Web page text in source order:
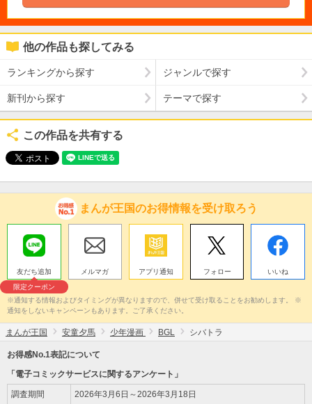
他の作品も探してみる
ランキングから探す ジャンルで探す
新刊から探す テーマで探す
この作品を共有する
まんが王国のお得情報を受け取ろう
友だち追加
限定クーポン
メルマガ アプリ通知 フォロー いいね
※通知する情報およびタイミングが異なりますので、併せて受け取ることをお勧めします。 ※
通知をしないキャンペーンもあります。ご了承ください。
まんが王国 安童夕馬 少年漫画 BGL シバトラ
お得感No.1表記について
「電子コミックサービスに関するアンケート」
調査期間 2026年3月6日～2026年3月18日